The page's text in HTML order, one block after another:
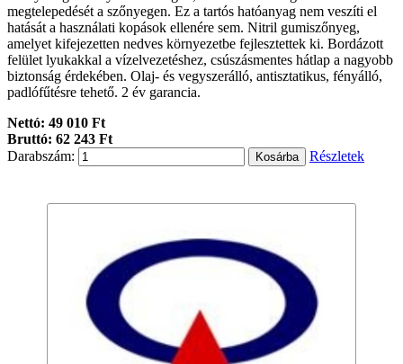
megtelepedését a szőnyegen. Ez a tartós hatóanyag nem veszíti el
hatását a használati kopások ellenére sem. Nitril gumiszőnyeg,
amelyet kifejezetten nedves környezetbe fejlesztettek ki. Bordázott
felület lyukakkal a vízelvezetéshez, csúszásmentes hátlap a nagyobb
biztonság érdekében. Olaj- és vegyszerálló, antisztatikus, fényálló,
padlófűtésre tehető. 2 év garancia.
Nettó: 49 010 Ft
Bruttó: 62 243 Ft
Darabszám:
Részletek